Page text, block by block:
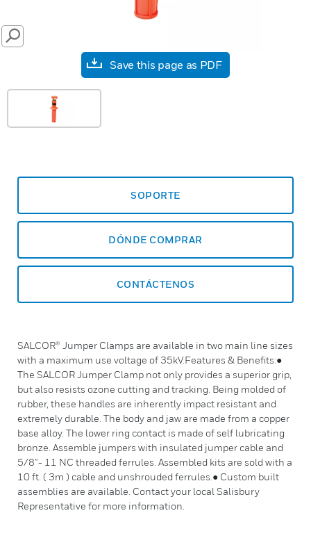
SEARCH
Save this page as PDF
SOPORTE
DÓNDE COMPRAR
CONTÁCTENOS
SALCOR® Jumper Clamps are available in two main line sizes
with a maximum use voltage of 35kV.Features & Benefits:●
The SALCOR Jumper Clamp not only provides a superior grip,
but also resists ozone cutting and tracking. Being molded of
rubber, these handles are inherently impact resistant and
extremely durable. The body and jaw are made from a copper
base alloy. The lower ring contact is made of self lubricating
bronze. Assemble jumpers with insulated jumper cable and
5/8”- 11 NC threaded ferrules. Assembled kits are sold with a
10 ft. ( 3m ) cable and unshrouded ferrules.● Custom built
assemblies are available. Contact your local Salisbury
Representative for more information.